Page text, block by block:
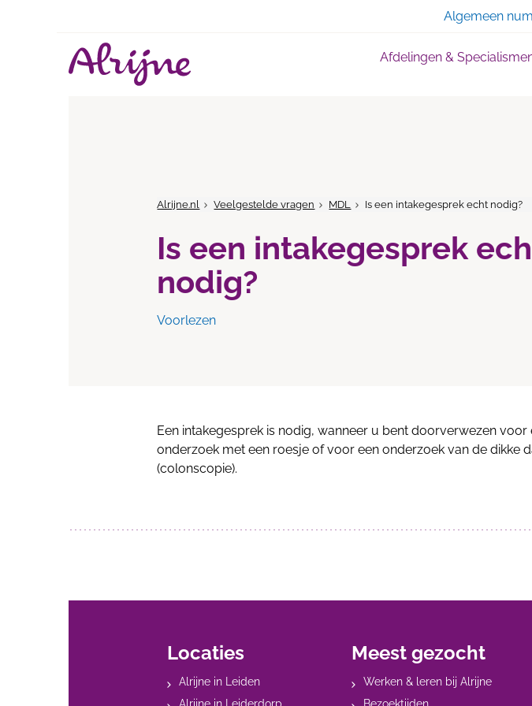
Algemeen
Afdelingen &
Alrijne.nl Veelgestelde vragen MDL Is een intakegesprek echt nodig?
Is een intakegesprek
nodig?
Voorlezen
Een intakegesprek is nodig, wanneer u bent doorverwezen voor
onderzoek met een roesje of voor een onderzoek van de dikke
(colonscopie).
Locaties
Alrijne in Leiden
Meest gezocht
Werken & leren bij Alrijne